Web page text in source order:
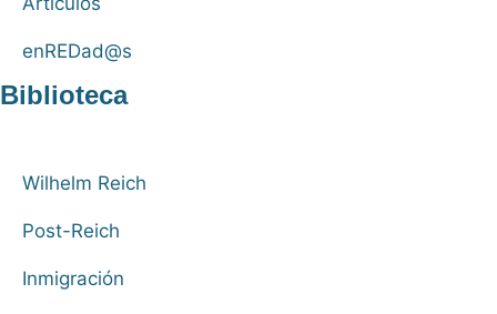
enREDad@s
Biblioteca
Wilhelm Reich
Post-Reich
Inmigración